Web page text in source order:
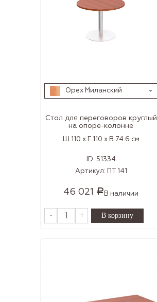
Орех Миланский
Стол для переговоров круглый
на опоре-колонне
Ш 110 x Г 110 x В 74.6 см
ID: 51334
Артикул: ПТ 141
46 021 Р В наличии
- +